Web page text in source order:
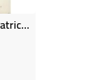
Rencontres Au Monastère - Patrice Favre - Jean-Claude Gadmer